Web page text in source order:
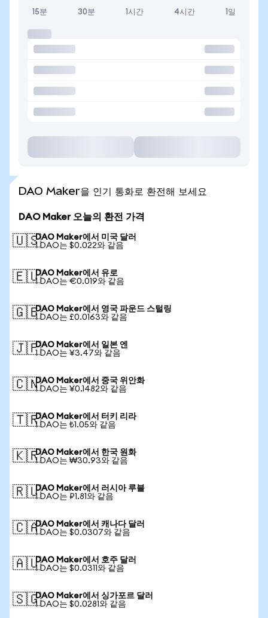
15분 30분 1시간 4시간 1일
DAO Maker을 인기 통화로 환전해 보세요
DAO Maker 오늘의 환전 가격
🇺🇸DAO Maker에서 미국 달러
1 DAO는 $0.022와 같음
🇪🇺DAO Maker에서 유로
1 DAO는 €0.019와 같음
🇬🇧DAO Maker에서 영국 파운드 스털링
1 DAO는 £0.0163와 같음
🇯🇵DAO Maker에서 일본 엔
1 DAO는 ¥3.47와 같음
🇨🇳DAO Maker에서 중국 위안화
1 DAO는 ¥0.1482와 같음
🇹🇷DAO Maker에서 터키 리라
1 DAO는 ₺1.05와 같음
🇰🇷DAO Maker에서 한국 원화
1 DAO는 ₩30.93와 같음
🇷🇺DAO Maker에서 러시아 루블
1 DAO는 ₽1.81와 같음
🇨🇦DAO Maker에서 캐나다 달러
1 DAO는 $0.0307와 같음
🇦🇺DAO Maker에서 호주 달러
1 DAO는 $0.0311와 같음
🇸🇬DAO Maker에서 싱가포르 달러
1 DAO는 $0.0281와 같음